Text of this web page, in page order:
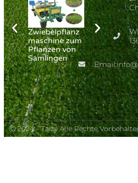
Zwiebelpflanz
maschine zum
Pflanzen von
Sämlingen
Nursery
Seeder
Machine
Ⓒ 2024 – Taizy Alle Rechte